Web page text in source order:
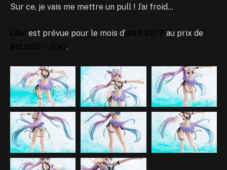
Sur ce, je vais me mettre un pull ! J’ai froid…
est prévue pour le mois d’
au prix de
.